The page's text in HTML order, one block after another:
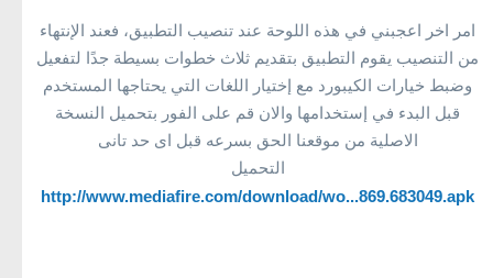
امر اخر اعجبني في هذه اللوحة عند تنصيب التطبيق، فعند الإنتهاء
من التنصيب يقوم التطبيق بتقديم ثلاث خطوات بسيطة جدًا لتفعيل
وضبط خيارات الكيبورد مع إختيار اللغات التي يحتاجها المستخدم
قبل البدء في إستخدامها والان قم على الفور بتحميل النسخة
الاصلية من موقعنا الحق بسرعه قبل اى حد تانى
التحميل
http://www.mediafire.com/download/wo...869.683049.apk